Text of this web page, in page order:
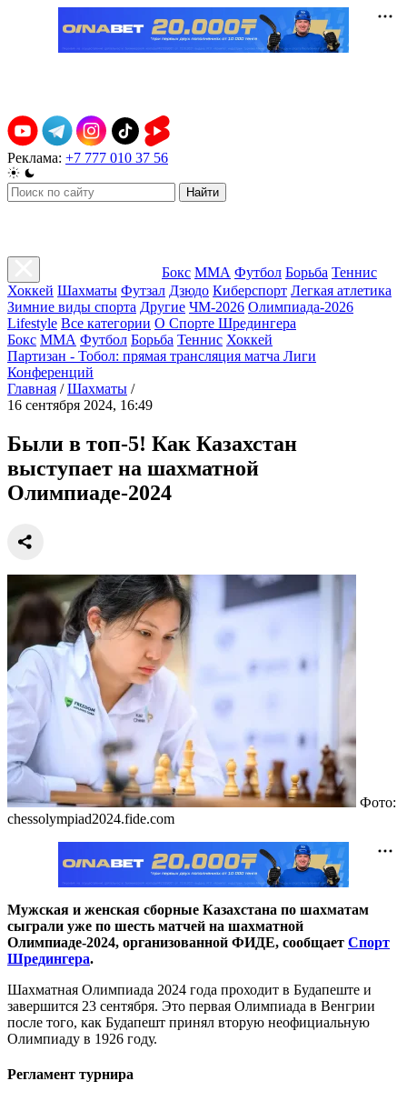
Реклама: +7 777 010 37 56
Найти
Бокс ММА Футбол Борьба Теннис
Хоккей Шахматы Футзал Дзюдо Киберспорт Легкая атлетика
Зимние виды спорта Другие ЧМ-2026 Олимпиада-2026
Lifestyle Все категории О Спорте Шредингера
Бокс ММА Футбол Борьба Теннис Хоккей
Партизан - Тобол: прямая трансляция матча Лиги
Конференций
Главная / Шахматы /
16 сентября 2024, 16:49
Были в топ-5! Как Казахстан
выступает на шахматной
Олимпиаде-2024
Фото:
chessolympiad2024.fide.com
Мужская и женская сборные Казахстана по шахматам
сыграли уже по шесть матчей на шахматной
Олимпиаде-2024, организованной ФИДЕ, сообщает Спорт
Шредингера.
Шахматная Олимпиада 2024 года проходит в Будапеште и
завершится 23 сентября. Это первая Олимпиада в Венгрии
после того, как Будапешт принял вторую неофициальную
Олимпиаду в 1926 году.
Регламент турнира